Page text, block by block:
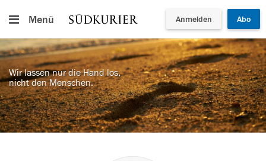
Menü Anmelden Abo
Wir lassen nur die Hand los,
nicht den Menschen.